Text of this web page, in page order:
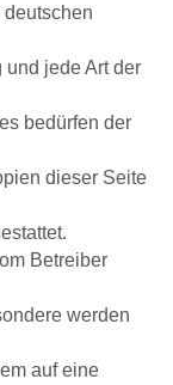
jede Art der
bedürfen der
dieser Seite
Betreiber
werden
auf eine